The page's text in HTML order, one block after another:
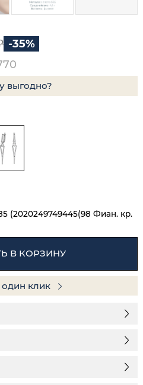
-35%
выгодно?
(2020249749445(98 Фиан. кр.
В КОРЗИНУ
один клик